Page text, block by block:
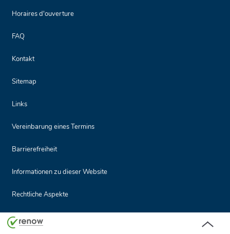
Horaires d'ouverture
FAQ
Kontakt
Sitemap
Links
Vereinbarung eines Termins
Barrierefreiheit
Informationen zu dieser Website
Rechtliche Aspekte